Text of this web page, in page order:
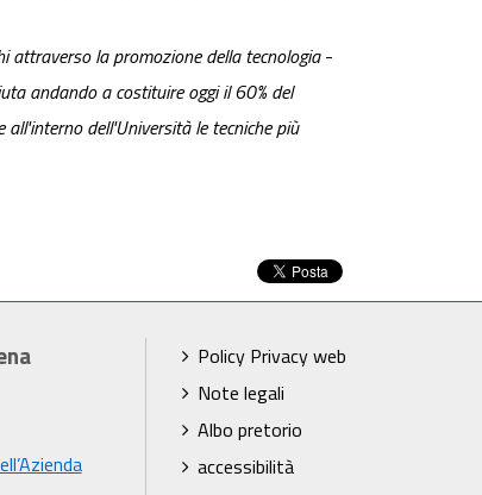
attraverso la promozione della tecnologia-
andando a costituire oggi il 60% del
dell'Università le tecniche più
Policy Privacy web
Note legali
Albo pretorio
accessibilità